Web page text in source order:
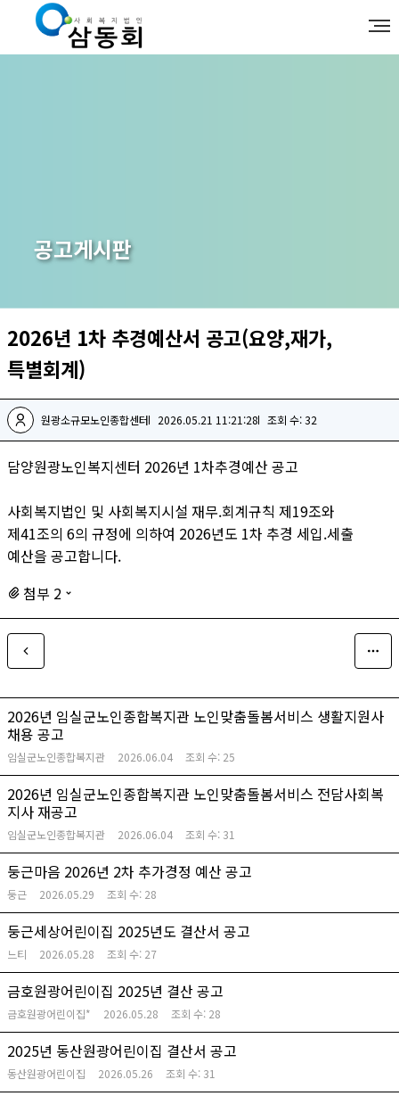
공고게시판
2026년 1차 추경예산서 공고(요양,재가,
특별회계)
원광소규모노인종합센터 2026.05.21 11:21:28 조회 수: 32
담양원광노인복지센터 2026년 1차추경예산 공고
사회복지법인 및 사회복지시설 재무.회계규칙 제19조와
제41조의 6의 규정에 의하여 2026년도 1차 추경 세입.세출
예산을 공고합니다.
첨부 2
2026년 임실군노인종합복지관 노인맞춤돌봄서비스 생활지원사
채용 공고
임실군노인종합복지관 2026.06.04 조회 수: 25
2026년 임실군노인종합복지관 노인맞춤돌봄서비스 전담사회복
지사 재공고
임실군노인종합복지관 2026.06.04 조회 수: 31
둥근마음 2026년 2차 추가경정 예산 공고
둥근 2026.05.29 조회 수: 28
둥근세상어린이집 2025년도 결산서 공고
느티 2026.05.28 조회 수: 27
금호원광어린이집 2025년 결산 공고
금호원광어린이집* 2026.05.28 조회 수: 28
2025년 동산원광어린이집 결산서 공고
동산원광어린이집 2026.05.26 조회 수: 31